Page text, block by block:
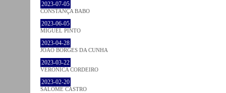
2023-07-05
CONSTANÇA BABO
2023-06-05
MIGUEL PINTO
2023-04-28
JOÃO BORGES DA CUNHA
2023-03-22
VERONICA CORDEIRO
2023-02-20
SALOMÉ CASTRO